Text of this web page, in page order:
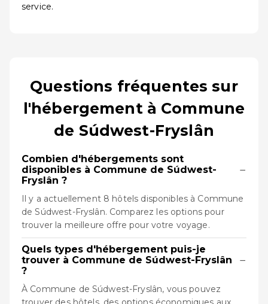
service.
Questions fréquentes sur
l'hébergement à Commune
de Súdwest-Fryslân
Combien d'hébergements sont
disponibles à Commune de Súdwest-
Fryslân ?
−
Il y a actuellement 8 hôtels disponibles à Commune
de Súdwest-Fryslân. Comparez les options pour
trouver la meilleure offre pour votre voyage.
Quels types d'hébergement puis-je
trouver à Commune de Súdwest-Fryslân
?
−
À Commune de Súdwest-Fryslân, vous pouvez